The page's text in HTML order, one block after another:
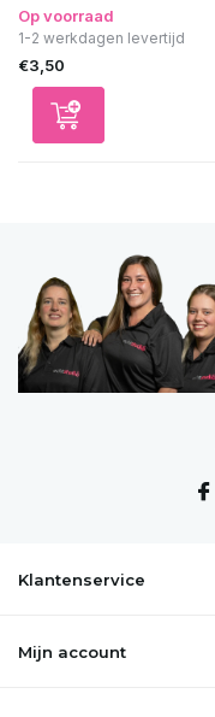
Op voorraad
1-2 werkdagen levertijd
€3,50
Klantenservice
Mijn account